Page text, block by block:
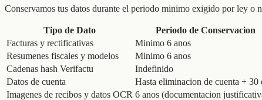
Conservamos tus datos durante el periodo minimo exigido por ley o
Tipo de Dato Periodo de Conservacion
Facturas y rectificativas
Minimo 6 anos
Resumenes fiscales y modelos
Minimo 6 anos
Cadenas hash Verifactu
Indefinido
Datos de cuenta
Hasta eliminacion de cuenta + 30
Imagenes de recibos y datos OCR 6 anos (documentacion